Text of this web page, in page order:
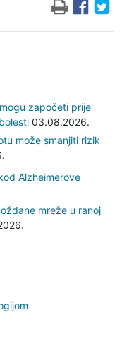
započeti prije
03.08.2026.
može smanjiti rizik
Alzheimerove
mreže u ranoj